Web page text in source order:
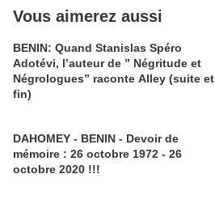
Vous aimerez aussi
BENIN: Quand Stanislas Spéro
Adotévi, l’auteur de ” Négritude et
Négrologues” raconte Alley (suite et
fin)
DAHOMEY - BENIN - Devoir de
mémoire : 26 octobre 1972 - 26
octobre 2020 !!!